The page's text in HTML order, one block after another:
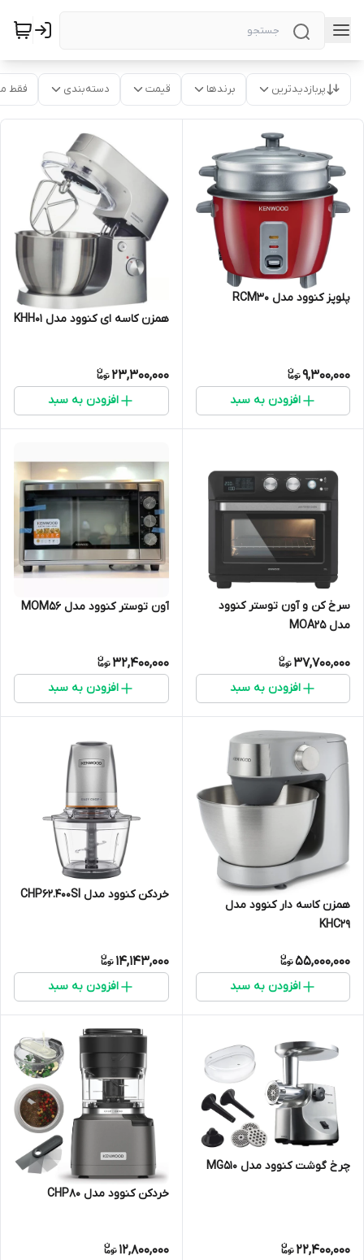
پربازدیدترین برندها قیمت دسته‌بندی فقط
پلوپز کنوود مدل RCM30
9,300,000
افزودن به سبد
همزن کاسه ای کنوود مدل KHH01
23,300,000
افزودن به سبد
سرخ کن و آون توستر کنوود
مدل MOA25
37,700,000
افزودن به سبد
آون توستر کنوود مدل MOM56
32,400,000
افزودن به سبد
همزن کاسه دار کنوود مدل
KHC29
55,000,000
افزودن به سبد
خردکن کنوود مدل CHP62.400SI
14,143,000
افزودن به سبد
چرخ گوشت کنوود مدل MG510
22,400,000
خردکن کنوود مدل CHP80
12,800,000